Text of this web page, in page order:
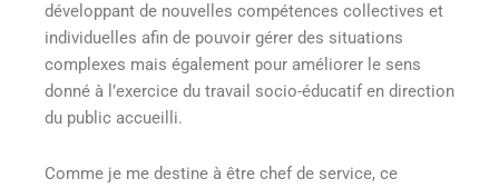
développant de nouvelles compétences collectives et
individuelles afin de pouvoir gérer des situations
complexes mais également pour améliorer le sens
donné à l’exercice du travail socio-éducatif en direction
du public accueilli.
Comme je me destine à être chef de service, ce